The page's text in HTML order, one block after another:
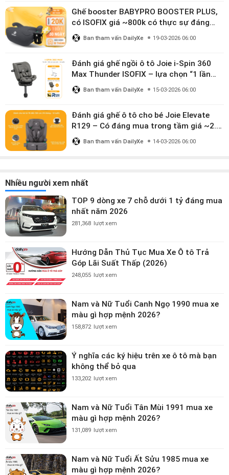
Ghế booster BABYPRO BOOSTER PLUS,
có ISOFIX giá ~800k có thực sự đáng
mua?
Ban tham vấn DailyXe 19-03-2026 06:00
Đánh giá ghế ngồi ô tô Joie i-Spin 360
Max Thunder ISOFIX – lựa chọn “1 lần
dùng đến 12 năm” có đáng giá gần 9
triệu?
Ban tham vấn DailyXe 15-03-2026 06:00
Đánh giá ghế ô tô cho bé Joie Elevate
R129 – Có đáng mua trong tầm giá ~2.8
triệu?
Ban tham vấn DailyXe 14-03-2026 06:00
Nhiều người xem nhất
TOP 9 dòng xe 7 chỗ dưới 1 tỷ đáng mua
nhất năm 2026
281,368 lượt xem
Hướng Dẫn Thủ Tục Mua Xe Ô tô Trả
Góp Lãi Suất Thấp (2026)
248,055 lượt xem
Nam và Nữ Tuổi Canh Ngọ 1990 mua xe
màu gì hợp mệnh 2026?
158,872 lượt xem
Ý nghĩa các ký hiệu trên xe ô tô mà bạn
không thể bỏ qua
133,202 lượt xem
Nam và Nữ Tuổi Tân Mùi 1991 mua xe
màu gì hợp mệnh 2026?
131,089 lượt xem
Nam và Nữ Tuổi Ất Sửu 1985 mua xe
màu gì hợp mệnh 2026?